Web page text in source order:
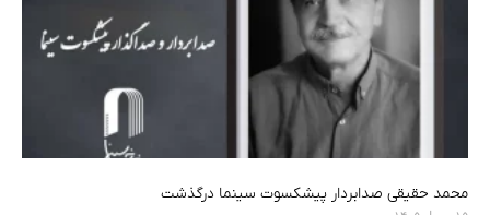
محمد حقیقی صدابردار پیشکسوت سینما درگذشت